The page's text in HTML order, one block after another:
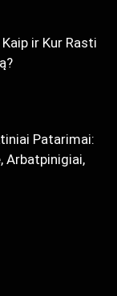
ir Kur Rasti
Patarimai:
Arbatpinigiai,